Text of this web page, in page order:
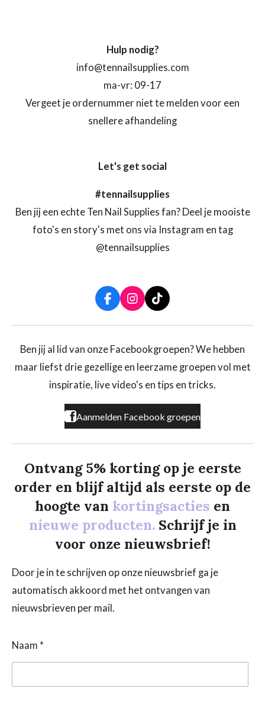
Hulp nodig?
info@tennailsupplies.com
ma-vr: 09-17
Vergeet je ordernummer niet te melden voor een
snellere afhandeling
Let's get social
#tennailsupplies
Ben jij een echte Ten Nail Supplies fan? Deel je mooiste
foto's en story's met ons via Instagram en tag
@tennailsupplies
F
a
c
b
o
k
I
n
s
a
r
a
T
i
k
o
Ben jij al lid van onze Facebookgroepen? We hebben
maar liefst drie gezellige en leerzame groepen vol met
inspiratie, live video's en tips en tricks.
Aanmelden Facebook groepen
Ontvang 5% korting op je eerste
order en blijf altijd als eerste op de
hoogte van kortingsacties en
nieuwe producten. Schrijf je in
voor onze nieuwsbrief!
Door je in te schrijven op onze nieuwsbrief ga je
automatisch akkoord met het ontvangen van
nieuwsbrieven per mail.
Naam *